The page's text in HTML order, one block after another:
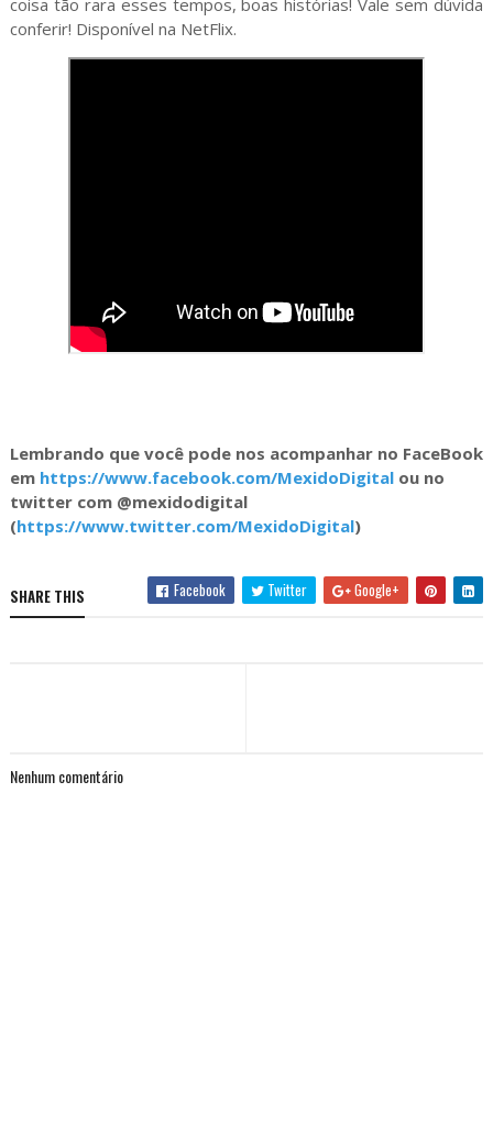
conferir! Disponível na NetFlix.
Lembrando que você pode nos acompanhar no FaceBook
em https://www.facebook.com/MexidoDigitalou no
twitter com @mexidodigital
(https://www.twitter.com/MexidoDigital)
SHARE THIS Facebook Twitter Google+
Nenhum comentário